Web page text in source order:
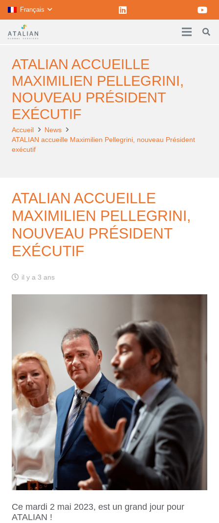
Français
ATALIAN ACCUEILLE
MAXIMILIEN PELLEGRINI,
NOUVEAU PRÉSIDENT
EXÉCUTIF
Accueil
News
ATALIAN accueille Maximilien Pellegrini, nouveau Président
exécutif
ATALIAN ACCUEILLE
MAXIMILIEN PELLEGRINI,
NOUVEAU PRÉSIDENT
EXÉCUTIF
il y a 3 ans
Ce mardi 2 mai 2023, est un grand jour pour
ATALIAN !